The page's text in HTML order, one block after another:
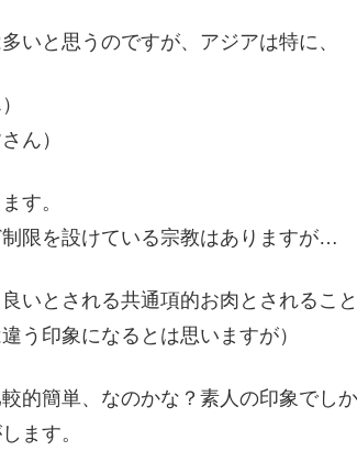
いと思うのですが、アジアは特に、
ん）
す。
限を設けている宗教はありますが…
いとされる共通項的お肉とされるこ
う印象になるとは思いますが）
的簡単、なのかな？素人の印象でし
ます。